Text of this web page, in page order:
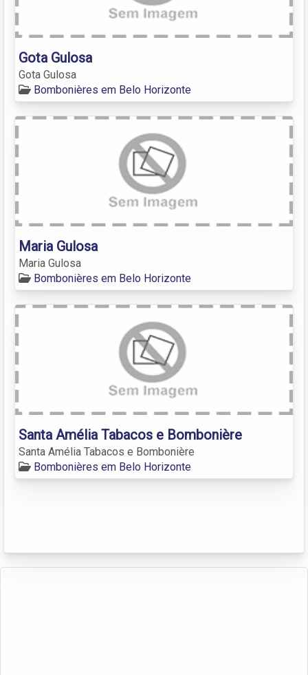
Gota Gulosa
Gota Gulosa
Bombonières em Belo Horizonte
Maria Gulosa
Maria Gulosa
Bombonières em Belo Horizonte
Santa Amélia Tabacos e Bombonière
Santa Amélia Tabacos e Bombonière
Bombonières em Belo Horizonte